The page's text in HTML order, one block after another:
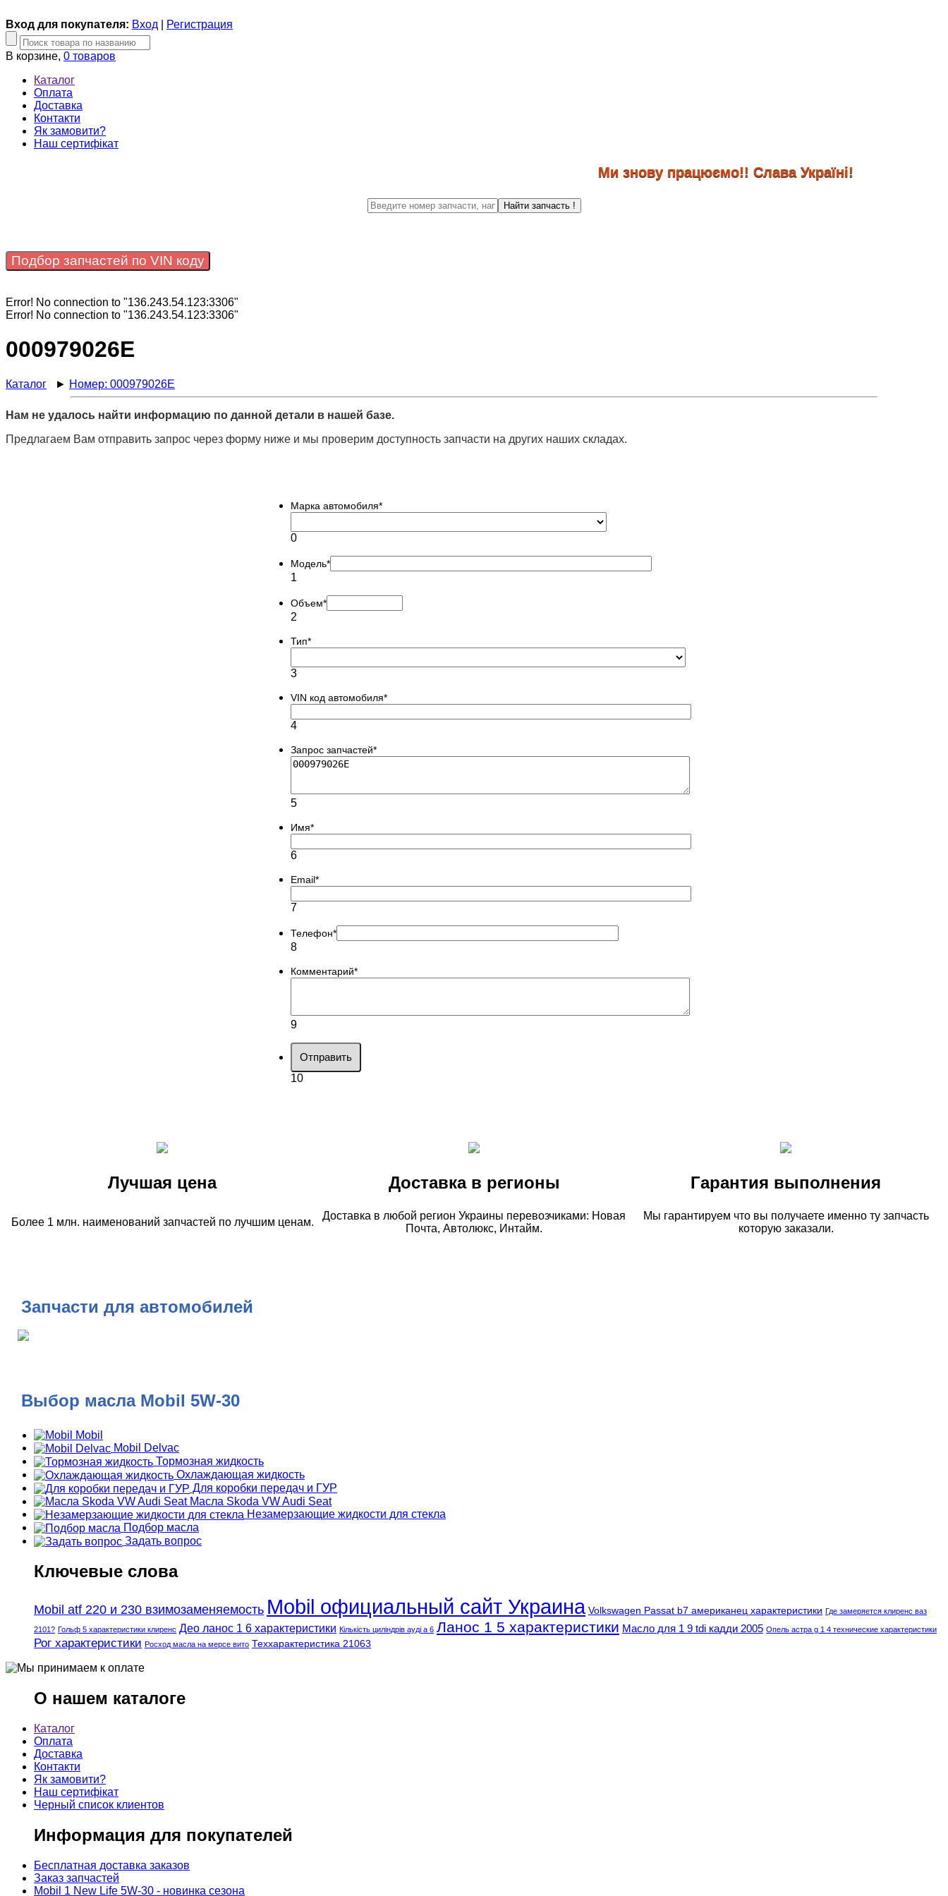
Вход для покупателя: Вход Регистрация
В корзине, 0 товаров
Каталог
Оплата
Доставка
Контакти
Як замовити?
Наш сертифікат
Ми знову працюємо!! Слава Україні!
Найти запчасть !
Подбор запчастей по VIN коду
Error! No connection to "136.243.54.123:3306"
Error! No connection to "136.243.54.123:3306"
000979026E
Каталог ► Номер: 000979026E
Нам не удалось найти информацию по данной детали в нашей базе.
Предлагаем Вам отправить запрос через форму ниже и мы проверим доступность запчасти на других наших складах.
Марка автомобиля*
0
Модель*
1
Объем*
2
Тип*
3
VIN код автомобиля*
4
Запрос запчастей*
5
Имя*
6
Email*
7
Телефон*
8
Комментарий*
9
Отправить
10
Лучшая цена Доставка в регионы Гарантия выполнения
Более 1 млн. наименований запчастей по лучшим ценам.
Доставка в любой регион Украины перевозчиками: Новая
Почта, Автолюкс, Интайм.
Мы гарантируем что вы получаете именно ту запчасть
которую заказали.
Запчасти для автомобилей
Выбор масла Mobil 5W-30
Mobil
Mobil Delvac
Тормозная жидкость
Охлаждающая жидкость
Для коробки передач и ГУР
Масла Skoda VW Audi Seat
Незамерзающие жидкости для стекла
Подбор масла
Задать вопрос
Ключевые слова
Mobil atf 220 и 230 взимозаменяемость Mobil официальный сайт Украина Volkswagen Passat b7 американец характеристики Где замеряется клиренс ваз
2101? Гольф 5 характеристики клиренс Део ланос 1 6 характеристики Кількість циліндрів ауді а 6 Ланос 1 5 характеристики Масло для 1 9 tdi кадди 2005 Опель астра g 1 4 технические характеристики
Рог характеристики Росход масла на мерсе вито Теххарактеристика 21063
О нашем каталоге
Каталог
Оплата
Доставка
Контакти
Як замовити?
Наш сертифікат
Черный список клиентов
Информация для покупателей
Бесплатная доставка заказов
Заказ запчастей
Mobil 1 New Life 5W-30 - новинка сезона